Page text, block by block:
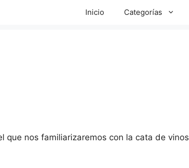
Inicio Categorías
que nos familiarizaremos con la cata de vinos